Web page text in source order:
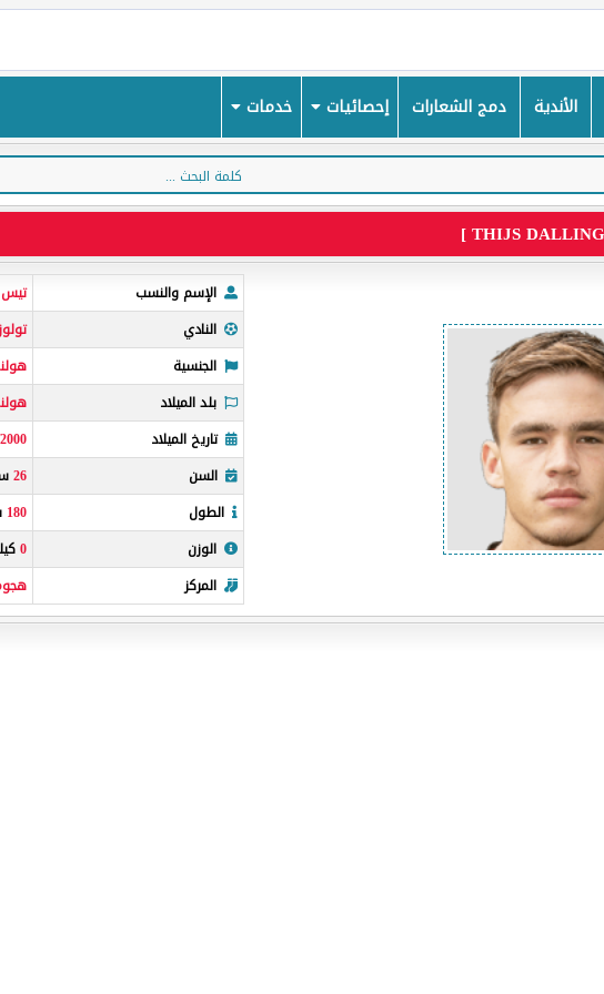
الأندية دمج الشعارات إحصائيات خدمات
الإسم والنسب تيس
النادي
الجنسية
بلد الميلاد
تاريخ الميلاد
السن
26
الطول
180
الوزن
0
المركز